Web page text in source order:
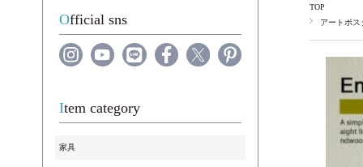
TOP
アートポス
Official sns
Item category
家具